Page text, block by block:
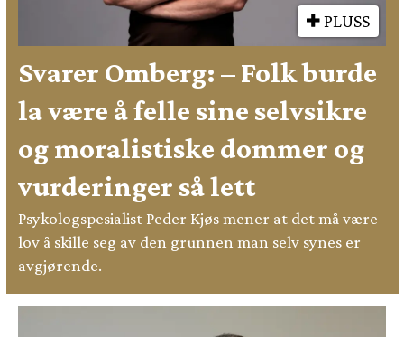
PLUSS
Svarer Omberg: – Folk burde
la være å felle sine selvsikre
og moralistiske dommer og
vurderinger så lett
Psykologspesialist Peder Kjøs mener at det må være
lov å skille seg av den grunnen man selv synes er
avgjørende.